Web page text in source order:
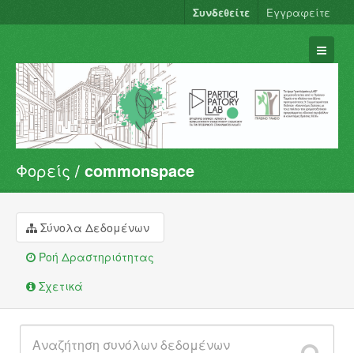
Συνδεθείτε Εγγραφείτε
Σύνολα Δεδομένων
Φορείς
Ομάδες
Σχετικά
Φορείς commonspace
Σύνολα Δεδομένων
Ροή Δραστηριότητας
Σχετικά